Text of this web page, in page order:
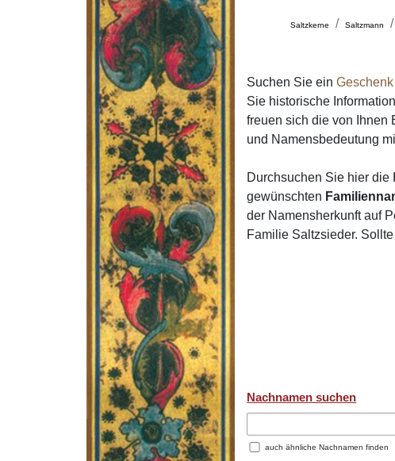
Saltzkerne Saltzmann
Suchen Sie ein
Sie historische
freuen sich die von Ihnen
und Namensbedeutung
Durchsuchen Sie hier die
gewünschten
der Namensherkunft auf
Familie Saltzsieder.
Nachnamen suchen
auch ähnliche Nachnamen finden